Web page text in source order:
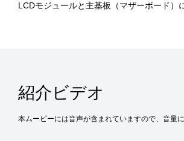
LCDモジュールと主基板（マザーボード
紹介ビデオ
本ムービーには音声が含まれていますので、音量